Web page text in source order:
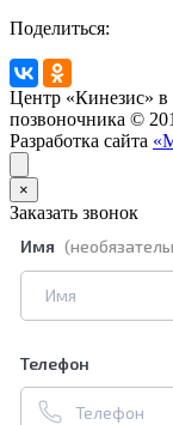
Поделиться:
Центр «Кинезис» в
позвоночника ©
Разработка сайта
×
Заказать звонок
Имя
Телефон